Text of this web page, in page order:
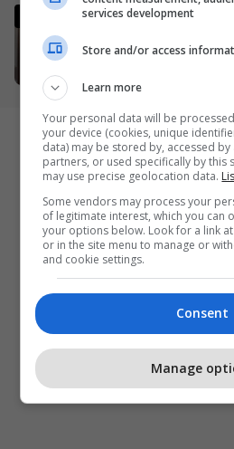
Trump:
ferri"
services development
Store and/or access
Learn more
Your personal data will be
your device (cookies, unique
data) may be stored by, accessed
partners, or used specifically by this
may use precise geolocation data.
Some vendors may process your
of legitimate interest, which you can
your options below. Look for a link
or in the site menu to manage or
and cookie settings.
Consent
Manage